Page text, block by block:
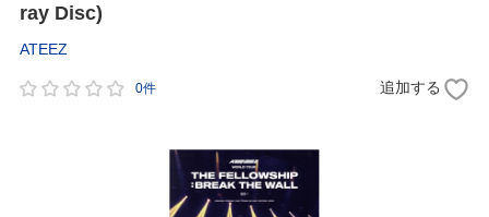
ray Disc)
ATEEZ
0件 追加する